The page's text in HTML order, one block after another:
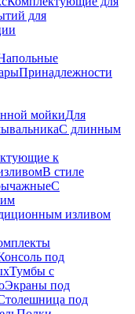
для
Принадлежности
мойкиДля
С длинным
к
В стиле
С
изливом
под
Тумбы с
Экраны под
под